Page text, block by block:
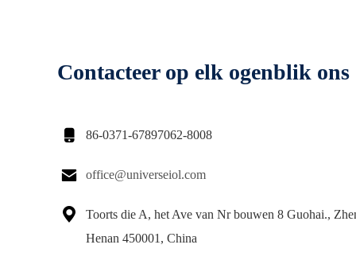
Contacteer op elk ogenblik ons
 86-0371-67897062-8008
 office@universeiol.com

Toorts die A, het Ave van Nr bouwen 8 Guohai.,
Henan 450001, China